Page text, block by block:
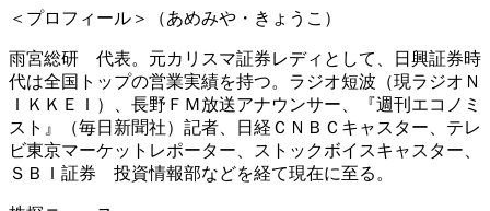
＜プロフィール＞（あめみや・きょうこ）
雨宮総研 代表。元カリスマ証券レディとして、日興証券時
代は全国トップの営業実績を持つ。ラジオ短波（現ラジオＮ
ＩＫＫＥＩ）、長野ＦＭ放送アナウンサー、『週刊エコノミ
スト』（毎日新聞社）記者、日経ＣＮＢＣキャスター、テレ
ビ東京マーケットレポーター、ストックボイスキャスター、
ＳＢＩ証券 投資情報部などを経て現在に至る。